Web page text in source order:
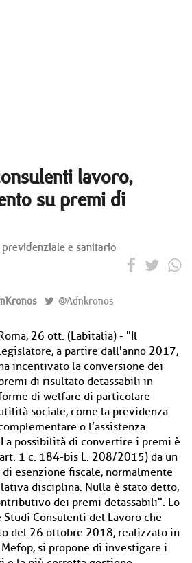
lavoro,
su premi di
e sanitario
@Adnkronos
26 ott. (Labitalia) - "Il
a partire dall'anno 2017,
incentivato la conversione dei
di risultato detassabili in
di welfare di particolare
sociale, come la previdenza
o l’assistenza
possibilità di convertire i premi è
1 c. 184-bis L. 208/2015) da un
esenzione fiscale, normalmente
disciplina. Nulla è stato detto,
dei premi detassabili". Lo
Studi Consulenti del Lavoro che
del 26 ottobre 2018, realizzato in
si propone di investigare i